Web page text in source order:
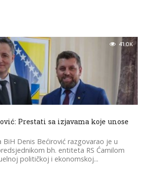
41.0K
Prestati sa izjavama koje unose
BiH Denis Bećirović razgovarao je u
bh. entiteta RS Ćamilom
političkoj i ekonomskoj...